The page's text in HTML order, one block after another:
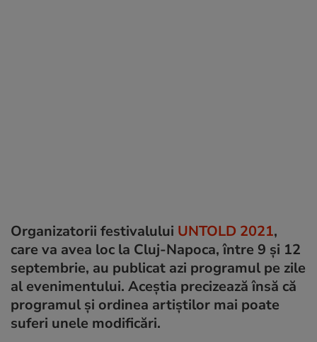
Organizatorii festivalului UNTOLD 2021,
care va avea loc la Cluj-Napoca, între 9 și 12
septembrie, au publicat azi programul pe zile
al evenimentului. Aceștia precizează însă că
programul și ordinea artiștilor mai poate
suferi unele modificări.